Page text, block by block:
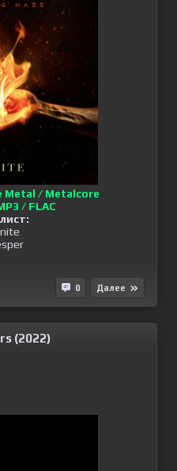
Metal / Metalcore
/ FLAC
0 Далее
(2022)